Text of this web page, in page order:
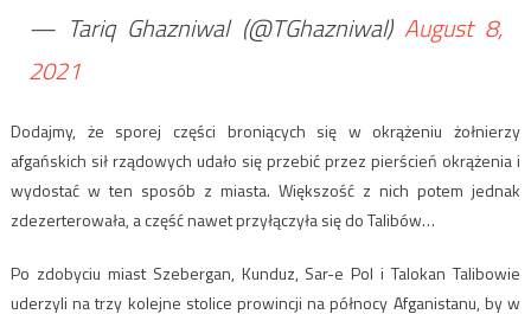
— Tariq Ghazniwal (@TGhazniwal) August 8,
2021
Dodajmy, że sporej części broniących się w okrążeniu żołnierzy
afgańskich sił rządowych udało się przebić przez pierścień okrążenia i
wydostać w ten sposób z miasta. Większość z nich potem jednak
zdezerterowała, a część nawet przyłączyła się do Talibów…
Po zdobyciu miast Szebergan, Kunduz, Sar-e Pol i Talokan Talibowie
uderzyli na trzy kolejne stolice prowincji na północy Afganistanu, by w